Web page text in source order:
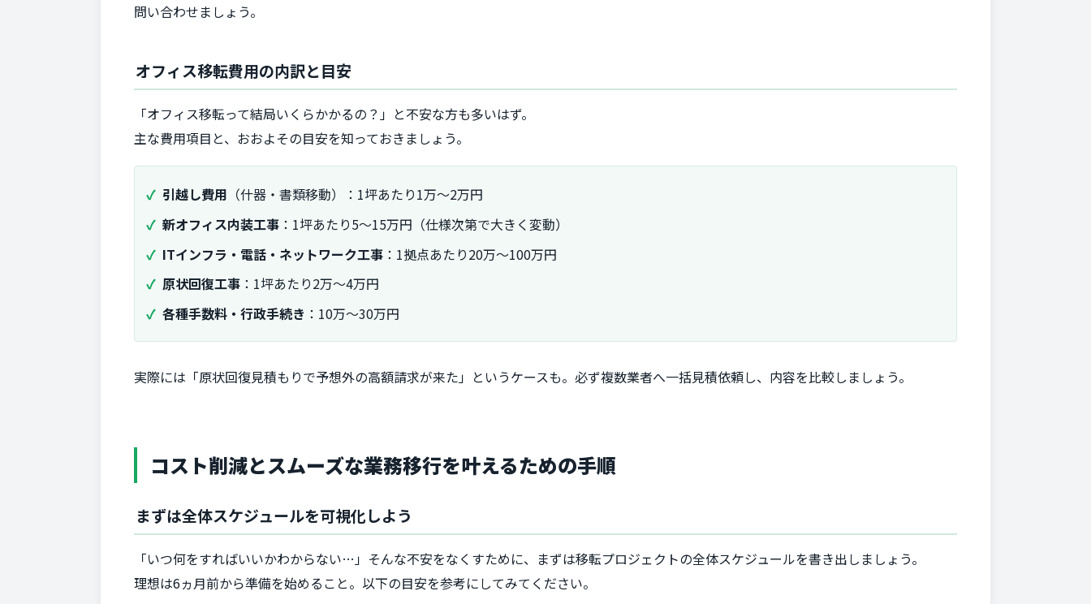
問い合わせましょう。
オフィス移転費用の内訳と目安
「オフィス移転って結局いくらかかるの？」と不安な方も多いはず。
主な費用項目と、おおよその目安を知っておきましょう。
引越し費用 （什器・書類移動）：1坪あたり1万～2万円
新オフィス内装工事 ：1坪あたり5～15万円（仕様次第で大きく変動）
ITインフラ・電話・ネットワーク工事 ：1拠点あたり20万～100万円
原状回復工事 ：1坪あたり2万～4万円
各種手数料・行政手続き ：10万～30万円
実際には「原状回復見積もりで予想外の高額請求が来た」というケースも。必ず複数業者へ一括見積依頼し、内容を比較しましょう。
コスト削減とスムーズな業務移行を叶えるための手順
まずは全体スケジュールを可視化しよう
「いつ何をすればいいかわからない…」そんな不安をなくすために、まずは移転プロジェクトの全体スケジュールを書き出しましょう。
理想は6ヵ月前から準備を始めること。以下の目安を参考にしてみてください。